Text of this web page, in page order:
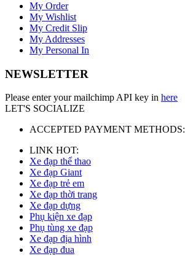
My Order
My Wishlist
My Credit Slip
My Addresses
My Personal In
NEWSLETTER
Please enter your mailchimp API key in here
LET'S SOCIALIZE
ACCEPTED PAYMENT METHODS:
LINK HOT:
Xe đạp thể thao
Xe đạp Giant
Xe đạp trẻ em
Xe đạp thời trang
Xe đạp dựng
Phụ kiện xe đạp
Phụ tùng xe đạp
Xe đạp địa hình
Xe đạp đua